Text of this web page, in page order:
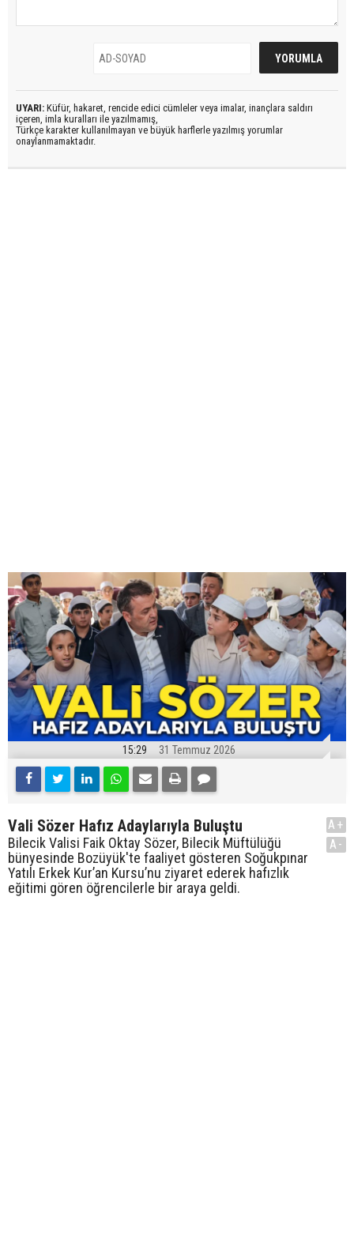
UYARI: Küfür, hakaret, rencide edici cümleler veya imalar, inançlara saldırı
içeren, imla kuralları ile yazılmamış,
Türkçe karakter kullanılmayan ve büyük harflerle yazılmış yorumlar
onaylanmamaktadır.
15:29 31 Temmuz 2026
Vali Sözer Hafız Adaylarıyla Buluştu
Bilecik Valisi Faik Oktay Sözer, Bilecik Müftülüğü
bünyesinde Bozüyük'te faaliyet gösteren Soğukpınar
Yatılı Erkek Kur’an Kursu’nu ziyaret ederek hafızlık
eğitimi gören öğrencilerle bir araya geldi.
A+
A-